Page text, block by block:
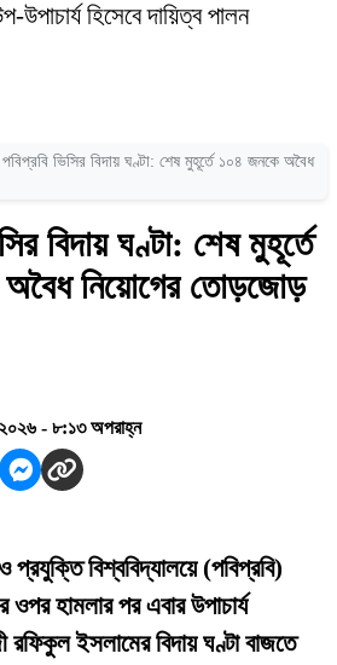
উপাচার্য হিসেবে দায়িত্ব পালন
পবিপ্রবি ভিসির বিদায় ঘণ্টা: শেষ মুহূর্তে ১০৪ জনকে অবৈধ
বিদায় ঘণ্টা: শেষ মুহূর্তে
নিয়োগের তোড়জোড়
- ৮:১৩ অপরাহ্ন
ও প্রযুক্তি বিশ্ববিদ্যালয়ে (পবিপ্রবি)
ওপর হামলার পর এবার উপাচার্য
ইসলামের বিদায় ঘণ্টা বাজতে